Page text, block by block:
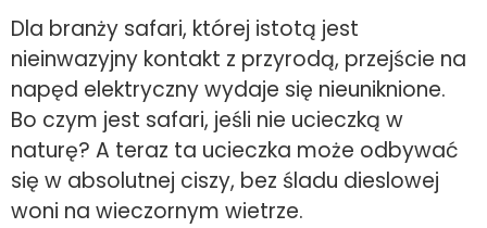
Dla branży safari, której istotą jest
nieinwazyjny kontakt z przyrodą, przejście na
napęd elektryczny wydaje się nieuniknione.
Bo czym jest safari, jeśli nie ucieczką w
naturę? A teraz ta ucieczka może odbywać
się w absolutnej ciszy, bez śladu dieslowej
woni na wieczornym wietrze.